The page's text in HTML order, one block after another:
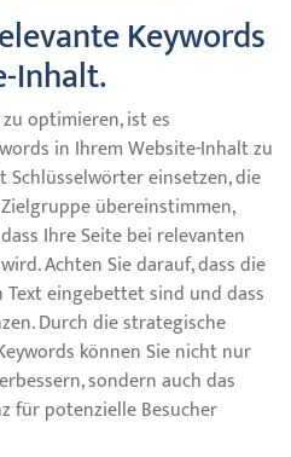
Keywords
Inhalt.
optimieren, ist es
in Ihrem Website-Inhalt zu
Schlüsselwörter einsetzen, die
übereinstimmen,
Ihre Seite bei relevanten
Achten Sie darauf, dass die
eingebettet sind und dass
Durch die strategische
können Sie nicht nur
sondern auch das
für potenzielle Besucher